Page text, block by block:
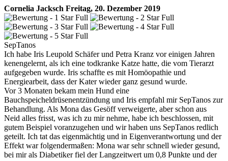
Cornelia Jacksch Freitag, 20. Dezember 2019
SepTanos
Ich habe Iris Leupold Schäfer und Petra Kranz vor einigen Jahren
kenengelernt, als ich eine todkranke Katze hatte, die vom Tierarzt
aufgegeben wurde. Iris schaffte es mit Homöopathie und
Energiearbeit, dass der Kater wieder ganz gesund wurde.
Vor 3 Monaten bekam mein Hund eine
Bauchspeicheldrüsenentzündung und Iris empfahl mir SepTanos zur
Behandlung. Als Mona das Gesöff verweigerte, aber schon aus
Neid alles frisst, was ich zu mir nehme, habe ich beschlossen, mit
gutem Beispiel voranzugehen und wir haben uns SepTanos redlich
geteilt. Ich tat das eigenmächtig und in Eigenverantwortung und der
Effekt war folgendermaßen: Mona war sehr schnell wieder gesund,
bei mir als Diabetiker fiel der Langzeitwert um 0,8 Punkte und der